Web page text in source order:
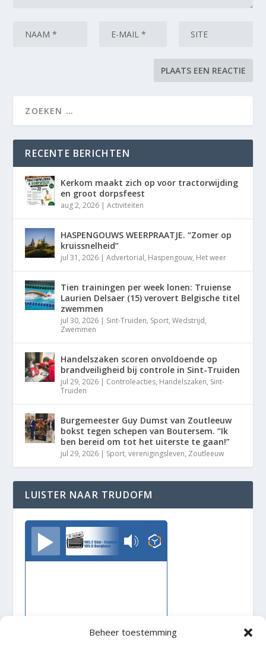
Beheer toestemming
RECENTE BERICHTEN
Kerkom maakt zich op voor tractorwijding
en groot dorpsfeest
aug 2, 2026 |Activiteiten
HASPENGOUWS WEERPRAATJE. “Zomer op
kruissnelheid”
jul 31, 2026 |Advertorial, Haspengouw, Het weer
Tien trainingen per week lonen: Truiense
Laurien Delsaer (15) verovert Belgische titel
zwemmen
jul 30, 2026 | Sint-Truiden, Sport,Wedstrijd,
Zwemmen
Handelszaken scoren onvoldoende op
brandveiligheid bij controle in Sint-Truiden
jul 29, 2026 | Controleacties, Handelszaken, Sint-
Truiden
Burgemeester Guy Dumst van Zoutleeuw
bokst tegen schepen van Boutersem. “Ik
ben bereid om tot het uiterste te gaan!”
jul 29, 2026 | Sport,verenigingsleven, Zoutleeuw
LUISTER NAAR TRUDOFM
TrudoFM